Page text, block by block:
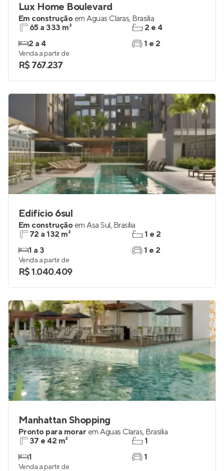
Lux Home Boulevard
Em construção em Águas Claras, Brasília
65 a 333 m²
2 a 4
2 e 4
1 e 2
Venda a partir de
R$ 767.237
Edifício 6sul
Em construção em Asa Sul, Brasília
72 a 132 m²
1 a 3
1 e 2
1 e 2
Venda a partir de
R$ 1.040.409
Manhattan Shopping
Pronto para morar em Águas Claras, Brasília
37 e 42 m²
1
1
1
Venda a partir de